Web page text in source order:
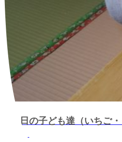
今日の子ども達（いちご